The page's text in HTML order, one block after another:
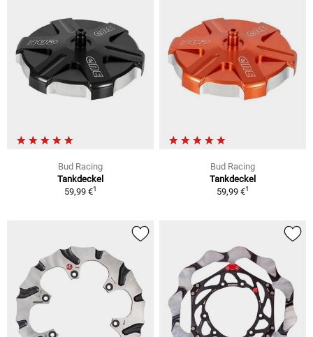
Bud Racing
Tankdeckel
59,99 €1
Bud Racing
Tankdeckel
59,99 €1